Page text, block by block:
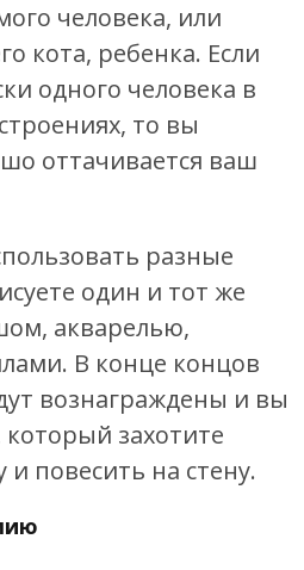
человека, или
кота, ребенка. Если
одного человека в
то вы
оттачивается ваш
разные
один и тот же
акварелью,
В конце концов
вознаграждены и вы
захотите
повесить на стену.